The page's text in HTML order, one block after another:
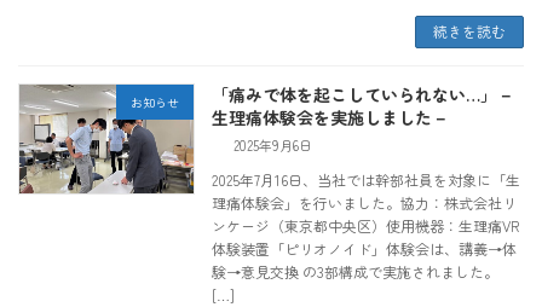
続きを読む
お知らせ
「痛みで体を起こしていられない…」－
生理痛体験会を実施しました－
2025年9月6日
2025年7月16日、当社では幹部社員を対象に「生
理痛体験会」を行いました。協力：株式会社リ
ンケージ（東京都中央区）使用機器：生理痛VR
体験装置「ピリオノイド」体験会は、講義→体
験→意見交換 の3部構成で実施されました。
[…]